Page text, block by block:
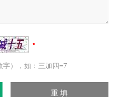
字），如：三加四=7